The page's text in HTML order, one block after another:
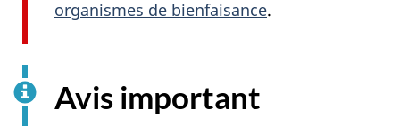
organismes de bienfaisance.
Avis important